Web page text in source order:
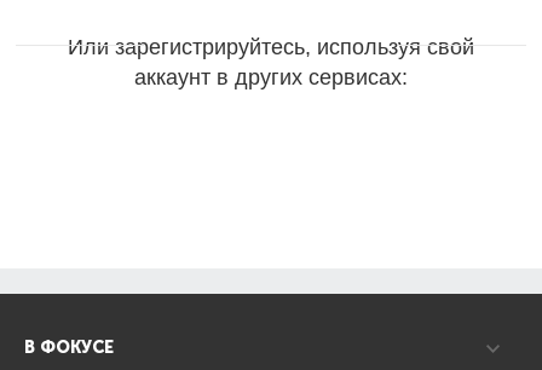
Или зарегистрируйтесь, используя свой
аккаунт в других сервисах:
В ФОКУСЕ